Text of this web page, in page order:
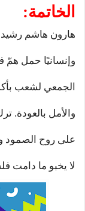
الخاتمة:
هارون هاشم
وإنسانيًا حمل همّ
الجمعي لشعب
والأمل بالعودة.
على روح الصمود
لا يخبو ما دامت